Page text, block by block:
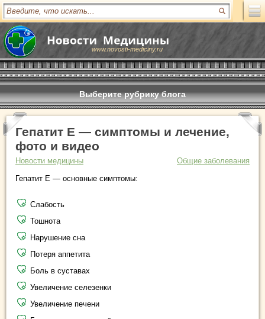
www.novosti-mediciny.ru
Выберите рубрику блога
Гепатит Е — симптомы и лечение,
фото и видео
Новости медицины
Общие заболевания
Гепатит Е — основные симптомы:
Слабость
Тошнота
Нарушение сна
Потеря аппетита
Боль в суставах
Увеличение селезенки
Увеличение печени